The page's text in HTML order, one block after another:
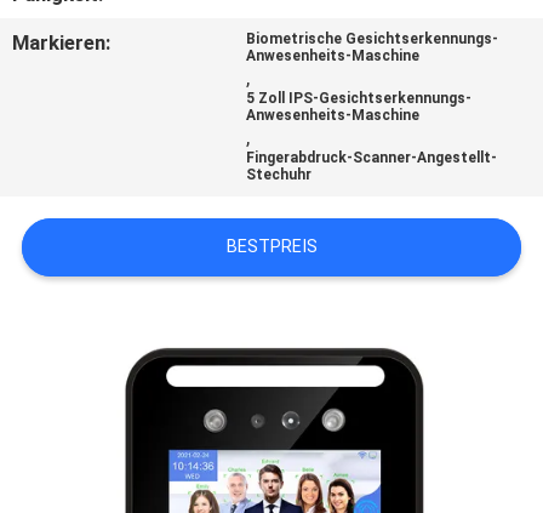
VR
PRIVACY
POLICY
Markieren:
Biometrische Gesichtserkennungs-
Anwesenheits-Maschine
,
5 Zoll IPS-Gesichtserkennungs-
Anwesenheits-Maschine
,
Fingerabdruck-Scanner-Angestellt-
Stechuhr
BESTPREIS